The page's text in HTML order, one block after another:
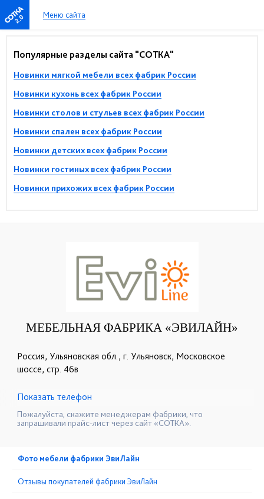
2.0 Меню сайта
Популярные разделы сайта "СОТКА"
Новинки мягкой мебели всех фабрик России
Новинки кухонь всех фабрик России
Новинки столов и стульев всех фабрик России
Новинки спален всех фабрик России
Новинки детских всех фабрик России
Новинки гостиных всех фабрик России
Новинки прихожих всех фабрик России
МЕБЕЛЬНАЯ ФАБРИКА «ЭВИЛАЙН»
Россия, Ульяновская обл., г. Ульяновск, Московское
шоссе, стр. 46в
☎+7 (917) 600-15-16
Показать телефон
Пожалуйста, скажите менеджерам фабрики, что
запрашивали прайс-лист через сайт «СОТКА».
Фото мебели фабрики ЭвиЛайн
Отзывы покупателей фабрики ЭвиЛайн